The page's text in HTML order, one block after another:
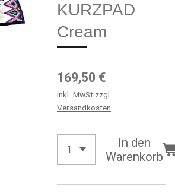
KURZPAD
Cream
169,50 €
inkl. MwSt zzgl.
Versandkosten
In den
Warenkorb